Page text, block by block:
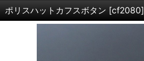
ポリスハットカフスボタン [cf2080]